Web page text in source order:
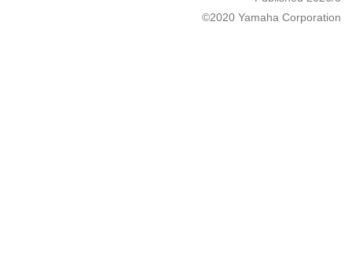
©2020 Yamaha Corporation